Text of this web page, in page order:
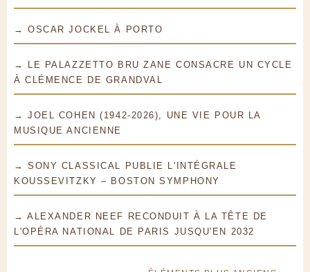
→ OSCAR JOCKEL À PORTO
→ LE PALAZZETTO BRU ZANE CONSACRE UN CYCLE
À CLÉMENCE DE GRANDVAL
→ JOEL COHEN (1942-2026), UNE VIE POUR LA
MUSIQUE ANCIENNE
→ SONY CLASSICAL PUBLIE L'INTÉGRALE
KOUSSEVITZKY – BOSTON SYMPHONY
→ ALEXANDER NEEF RECONDUIT À LA TÊTE DE
L'OPÉRA NATIONAL DE PARIS JUSQU'EN 2032